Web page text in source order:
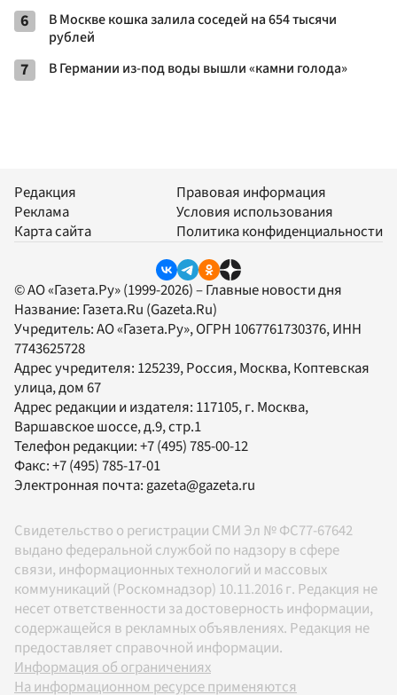
6
В Москве кошка залила соседей на 654 тысячи
рублей
7 В Германии из-под воды вышли «камни голода»
Редакция
Реклама
Карта сайта
Правовая информация
Условия использования
Политика конфиденциальности
© АО «Газета.Ру» (1999-2026) – Главные новости дня
Название: Газета.Ru (Gazeta.Ru)
Учредитель:АО «Газета.Ру», ОГРН 1067761730376, ИНН
7743625728
Адрес учредителя: 125239, Россия, Москва, Коптевская
улица, дом 67
Адрес редакции и издателя: 117105, г. Москва,
Варшавское шоссе, д.9, стр.1
Телефон редакции:+7 (495) 785-00-12
Факс:+7 (495) 785-17-01
Электронная почта: gazeta@gazeta.ru
Свидетельство о регистрации СМИ Эл № ФС77-67642
выдано федеральной службой по надзору в сфере
связи, информационных технологий и массовых
коммуникаций (Роскомнадзор) 10.11.2016 г. Редакция не
несет ответственности за достоверность информации,
содержащейся в рекламных объявлениях. Редакция не
предоставляет справочной информации.
Информация об ограничениях
На информационном ресурсе применяются